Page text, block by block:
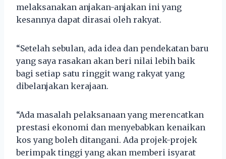
melaksanakan anjakan-anjakan ini yang
kesannya dapat dirasai oleh rakyat.
“Setelah sebulan, ada idea dan pendekatan baru
yang saya rasakan akan beri nilai lebih baik
bagi setiap satu ringgit wang rakyat yang
dibelanjakan kerajaan.
“Ada masalah pelaksanaan yang merencatkan
prestasi ekonomi dan menyebabkan kenaikan
kos yang boleh ditangani. Ada projek-projek
berimpak tinggi yang akan memberi isyarat